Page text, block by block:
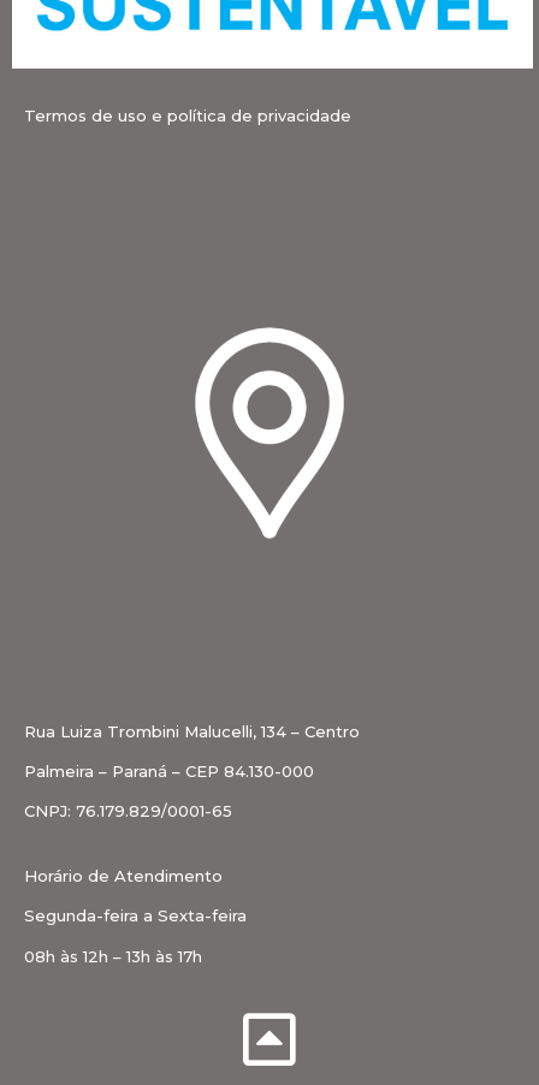
Termos de uso e política de privacidade
Rua Luiza Trombini Malucelli, 134 – Centro
Palmeira – Paraná – CEP 84.130-000
CNPJ: 76.179.829/0001-65
Horário de Atendimento
Segunda-feira a Sexta-feira
08h às 12h – 13h às 17h